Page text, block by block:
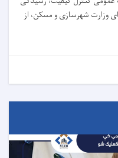
وزارت شهرسازی و مسکن، از